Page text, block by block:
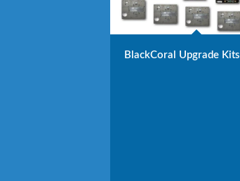
BlackCoral Upgrade Kits